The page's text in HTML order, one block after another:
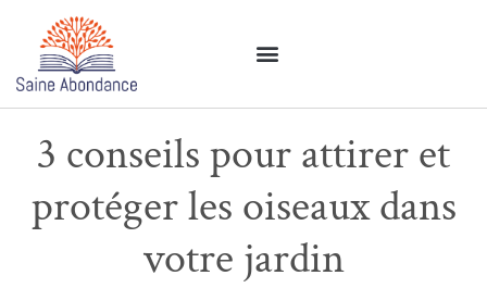
3 conseils pour attirer et
protéger les oiseaux dans
votre jardin